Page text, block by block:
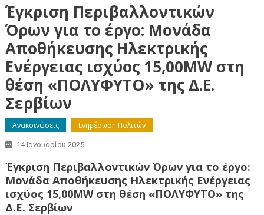
Έγκριση Περιβαλλοντικών
Όρων για το έργο: Μονάδα
Αποθήκευσης Ηλεκτρικής
Ενέργειας ισχύος 15,00MW στη
θέση «ΠΟΛΥΦΥΤΟ» της Δ.Ε.
Σερβίων
Ανακοινώσεις Ενημέρωση Πολιτών
14 Ιανουαρίου 2025
Έγκριση Περιβαλλοντικών Όρων για το έργο:
Μονάδα Αποθήκευσης Ηλεκτρικής Ενέργειας
ισχύος 15,00MW στη θέση «ΠΟΛΥΦΥΤΟ» της
Δ.Ε. Σερβίων